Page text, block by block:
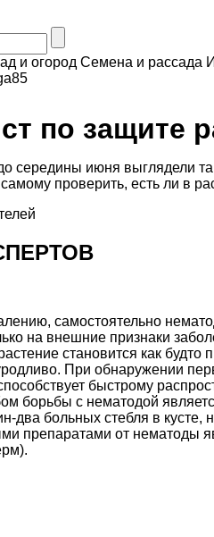
и огород Семена и рассада
по защите
середины июня выглядели
проверить, есть ли в
самостоятельно
на внешние признаки
становится как
При обнаружении
быстрому
борьбы с нематодой
два больных стебля в
препаратами от нематоды